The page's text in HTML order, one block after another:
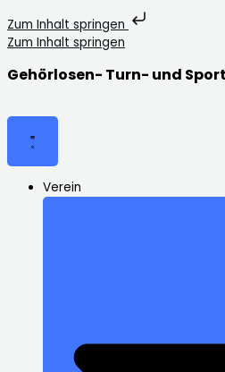
Zum Inhalt springen
Zum Inhalt springen
Gehörlosen- Turn- und
Verein